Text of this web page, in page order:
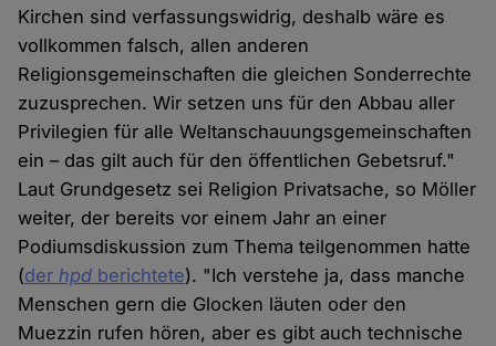
Kirchen sind verfassungswidrig, deshalb wäre es
vollkommen falsch, allen anderen
Religionsgemeinschaften die gleichen Sonderrechte
zuzusprechen. Wir setzen uns für den Abbau aller
Privilegien für alle Weltanschauungsgemeinschaften
ein – das gilt auch für den öffentlichen Gebetsruf."
Laut Grundgesetz sei Religion Privatsache, so Möller
weiter, der bereits vor einem Jahr an einer
Podiumsdiskussion zum Thema teilgenommen hatte
(derhpd berichtete). "Ich verstehe ja, dass manche
Menschen gern die Glocken läuten oder den
Muezzin rufen hören, aber es gibt auch technische